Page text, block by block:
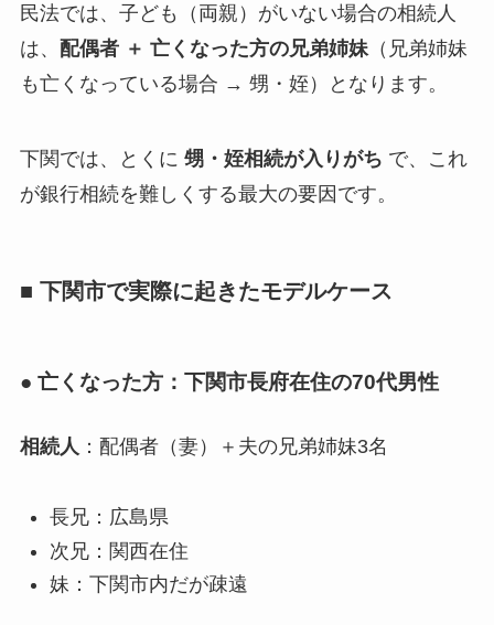
民法では、子ども（両親）がいない場合の相続人
は、 配偶者 ＋ 亡くなった方の兄弟姉妹（兄弟姉妹
も亡くなっている場合 → 甥・姪）となります。
下関では、とくに 甥・姪相続が入りがち で、これ
が銀行相続を難しくする最大の要因です。
■ 下関市で実際に起きたモデルケース
● 亡くなった方：下関市長府在住の70代男性
相続人 ：配偶者（妻）＋夫の兄弟姉妹3名
長兄：広島県
次兄：関西在住
妹：下関市内だが疎遠